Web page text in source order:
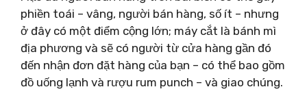
phiền toái – vâng, người bán hàng, số ít – nhưng
ở đây có một điểm cộng lớn; máy cắt là bánh mì
địa phương và sẽ có người từ cửa hàng gần đó
đến nhận đơn đặt hàng của bạn – có thể bao gồm
đồ uống lạnh và rượu rum punch – và giao chúng.